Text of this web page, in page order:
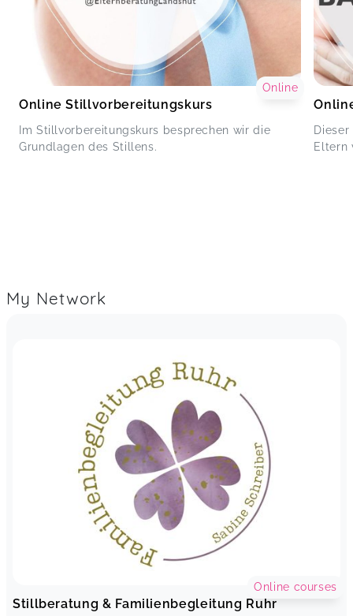
Online Stillvorbereitungskurs
Im Stillvorbereitungskurs besprechen wir die
Grundlagen des Stillens.
Online
Eltern
My Network
Stillberatung & Familienbegleitung Ruhr
Online courses